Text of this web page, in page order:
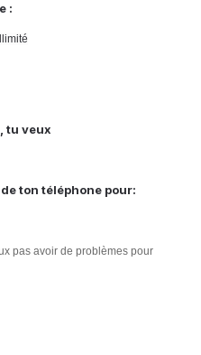
:
tu veux
ton téléphone pour:
pas avoir de problèmes pour